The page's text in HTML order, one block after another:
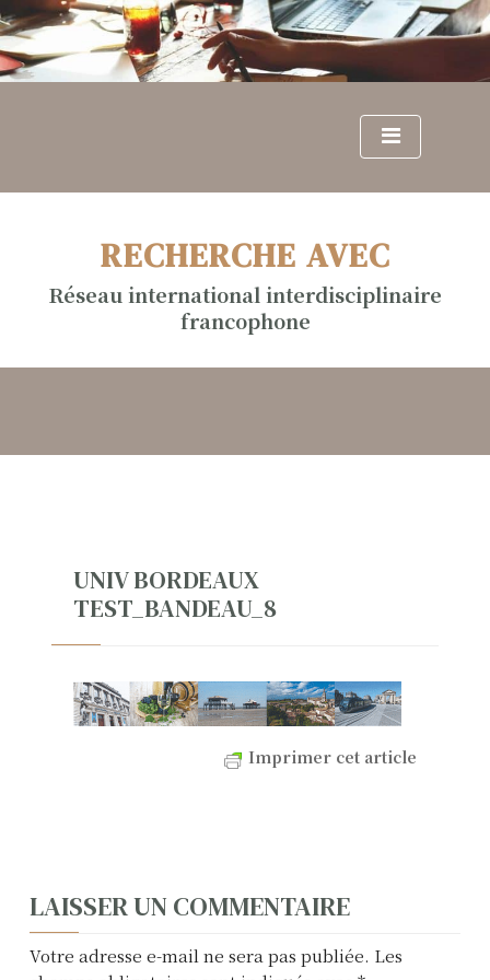
S
k
i
o
RECHERCHE AVEC
Réseau international interdisciplinaire
francophone
UNIV BORDEAUX
TEST_BANDEAU_8
Imprimer cet article
N
a
LAISSER UN COMMENTAIRE
Votre adresse e-mail ne sera pas publiée. Les